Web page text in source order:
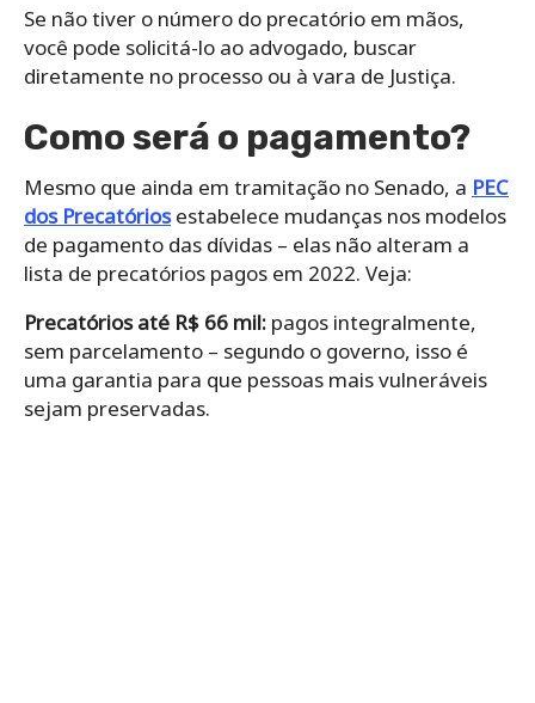
Se não tiver o número do precatório em mãos,
você pode solicitá-lo ao advogado, buscar
diretamente no processo ou à vara de Justiça.
Como será o pagamento?
Mesmo que ainda em tramitação no Senado, a PEC
dos Precatóriosestabelece mudanças nos modelos
de pagamento das dívidas – elas não alteram a
lista de precatórios pagos em 2022. Veja:
Precatórios até R$ 66 mil: pagos integralmente,
sem parcelamento – segundo o governo, isso é
uma garantia para que pessoas mais vulneráveis
sejam preservadas.